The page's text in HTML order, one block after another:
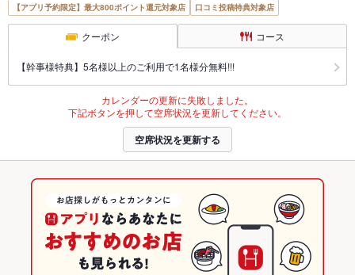
【アプリ予約限定】最大800ポイント還元対象店 口コミ投稿特典対象店
クーポン コース
【幹事様特典】5名様以上のご利用で1名様分無料!!!
カレンダーの更新に失敗しました。
下記ボタンを押して空席状況を更新してください。
空席状況を更新する